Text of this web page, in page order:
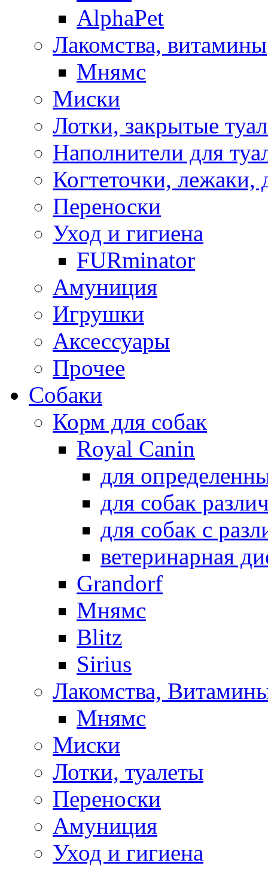
AlphaPet
Лакомства, витамины
Мнямс
Миски
Лотки, закрытые
Наполнители для
Когтеточки, лежаки,
Переноски
Уход и гигиена
FURminator
Амуниция
Игрушки
Аксессуары
Прочее
Собаки
Корм для собак
Royal Canin
для
для собак
для собак с
ветеринарная
Grandorf
Мнямс
Blitz
Sirius
Лакомства,
Мнямс
Миски
Лотки, туалеты
Переноски
Амуниция
Уход и гигиена